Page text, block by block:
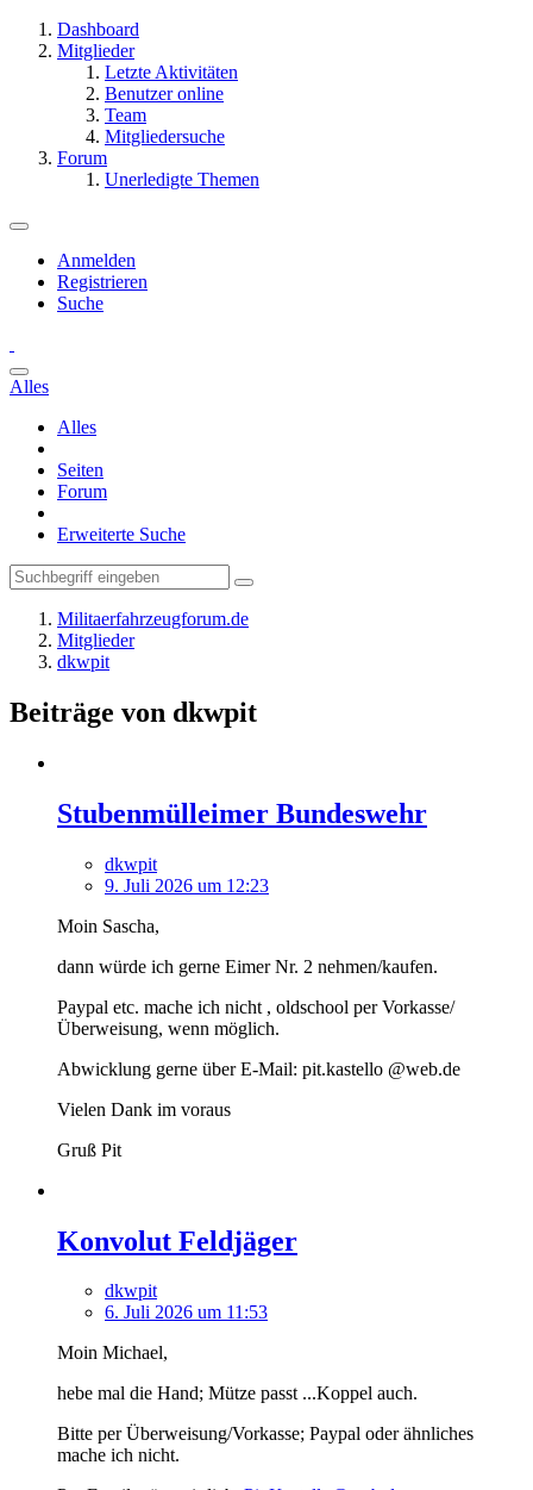
Dashboard
Mitglieder
Letzte Aktivitäten
Benutzer online
Team
Mitgliedersuche
Forum
Unerledigte Themen
Anmelden
Registrieren
Suche
Alles
Alles
Seiten
Forum
Erweiterte Suche
Militaerfahrzeugforum.de
Mitglieder
dkwpit
Beiträge von dkwpit
Stubenmülleimer Bundeswehr
dkwpit
9. Juli 2026 um 12:23
Moin Sascha,
dann würde ich gerne Eimer Nr. 2 nehmen/kaufen.
Paypal etc. mache ich nicht , oldschool per Vorkasse/
Überweisung, wenn möglich.
Abwicklung gerne über E-Mail: pit.kastello @web.de
Vielen Dank im voraus
Gruß Pit
Konvolut Feldjäger
dkwpit
6. Juli 2026 um 11:53
Moin Michael,
hebe mal die Hand; Mütze passt ...Koppel auch.
Bitte per Überweisung/Vorkasse; Paypal oder ähnliches
mache ich nicht.